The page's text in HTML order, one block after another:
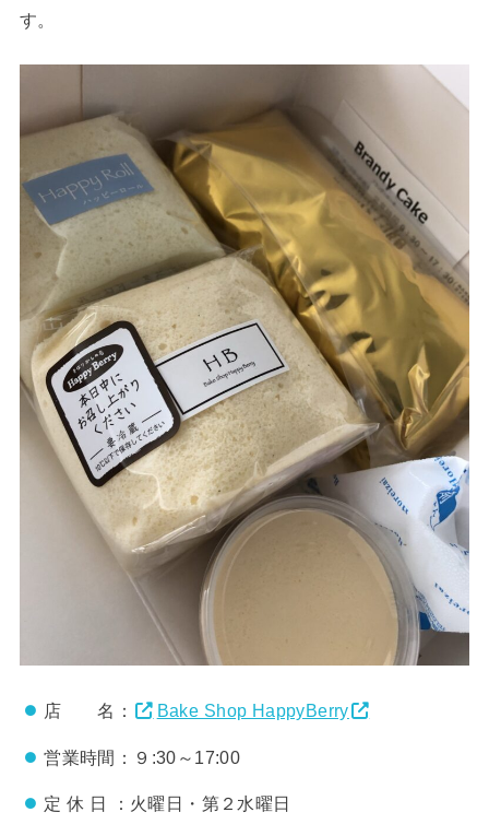
す。
店 名： Bake Shop HappyBerry
営業時間：９:30～17:00
定 休 日 ：火曜日・第２水曜日